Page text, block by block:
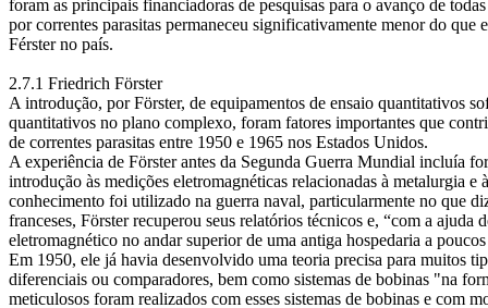
foram as principais financiadoras de pesquisas para o avanço de
por correntes parasitas permaneceu significativamente menor do
Férster no país.
2.7.1 Friedrich Förster
A introdução, por Förster, de equipamentos de ensaio quantitativos
quantitativos no plano complexo, foram fatores importantes que
de correntes parasitas entre 1950 e 1965 nos Estados Unidos.
A experiência de Förster antes da Segunda Guerra Mundial incluía
introdução às medições eletromagnéticas relacionadas à metalurgia
conhecimento foi utilizado na guerra naval, particularmente no que
franceses, Förster recuperou seus relatórios técnicos e, “com a
eletromagnético no andar superior de uma antiga hospedaria a
Em 1950, ele já havia desenvolvido uma teoria precisa para muitos
diferenciais ou comparadores, bem como sistemas de bobinas "na
meticulosos foram realizados com esses sistemas de bobinas e com